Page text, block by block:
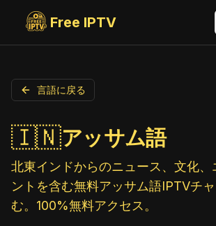
Free IPTV
言語に戻る
🇮🇳アッサム語
北東インドからのニュース、文化、
ントを含む無料アッサム語IPTVチ
む。100%無料アクセス。